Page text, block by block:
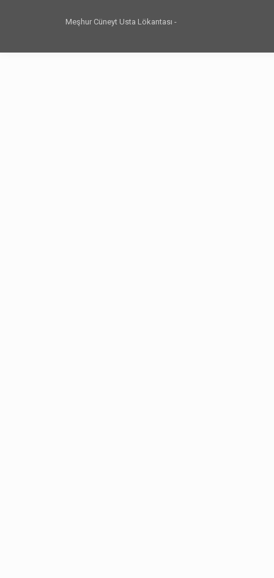
Meşhur Cüneyt Usta Lökantası -